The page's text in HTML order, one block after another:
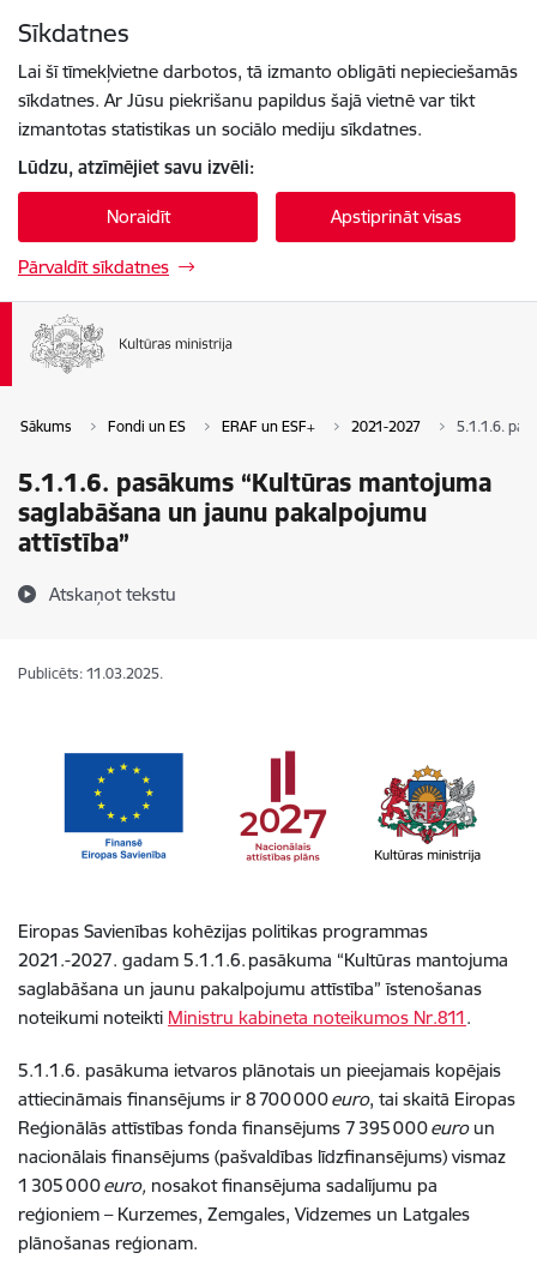
Sīkdatnes
Lai šī tīmekļvietne darbotos, tā izmanto obligāti nepieciešamās
sīkdatnes. Ar Jūsu piekrišanu papildus šajā vietnē var tikt
izmantotas statistikas un sociālo mediju sīkdatnes.
Lūdzu, atzīmējiet savu izvēli:
Noraidīt Apstiprināt visas
Pārvaldīt sīkdatnes
Sākums Fondi un ES ERAF un ESF+ 2021-2027 5.1.1.6.
5.1.1.6. pasākums “Kultūras mantojuma
saglabāšana un jaunu pakalpojumu
attīstība”
Atskaņot tekstu
Publicēts: 11.03.2025.
Eiropas Savienības kohēzijas politikas programmas
2021.-2027. gadam 5.1.1.6. pasākuma “Kultūras mantojuma
saglabāšana un jaunu pakalpojumu attīstība” īstenošanas
noteikumi noteikti Ministru kabineta noteikumos Nr.811.
5.1.1.6. pasākuma ietvaros plānotais un pieejamais kopējais
attiecināmais finansējums ir 8 700 000euro, tai skaitā Eiropas
Reģionālās attīstības fonda finansējums 7 395 000euroun
nacionālais finansējums (pašvaldības līdzfinansējums) vismaz
1 305 000euro, nosakot finansējuma sadalījumu pa
reģioniem – Kurzemes, Zemgales, Vidzemes un Latgales
plānošanas reģionam.